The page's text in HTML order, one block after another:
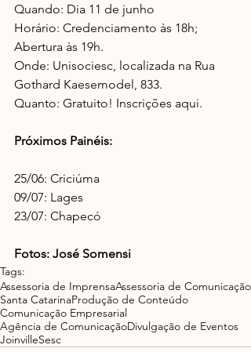
Quando: Dia 11 de junho
Horário: Credenciamento às 18h;
Abertura às 19h.
Onde: Unisociesc, localizada na Rua
Gothard Kaesemodel, 833.
Quanto: Gratuito! Inscrições aqui.
Próximos Painéis:
25/06: Criciúma
09/07: Lages
23/07: Chapecó
Fotos: José Somensi
Tags:
Assessoria de ImprensaAssessoria de Comunicação
Santa CatarinaProdução de Conteúdo
Comunicação Empresarial
Agência de ComunicaçãoDivulgação de Eventos
JoinvilleSesc